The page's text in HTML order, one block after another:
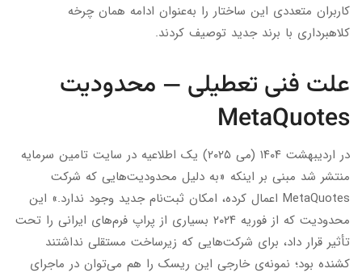
کاربران متعددی این ساختار را به‌عنوان ادامه همان چرخه
کلاهبرداری با برند جدید توصیف کردند.
علت فنی تعطیلی — محدودیت
MetaQuotes
در اردیبهشت ۱۴۰۴ (می ۲۰۲۵) یک اطلاعیه در سایت تامین سرمایه
منتشر شد مبنی بر اینکه «به دلیل محدودیت‌هایی که شرکت
MetaQuotes اعمال کرده، امکان ثبت‌نام جدید وجود ندارد.» این
محدودیت که از فوریه ۲۰۲۴ بسیاری از پراپ فرم‌های ایرانی را تحت
تأثیر قرار داد، برای شرکت‌هایی که زیرساخت مستقلی نداشتند
کشنده بود؛ نمونه‌ی خارجی این ریسک را هم می‌توان در ماجرای